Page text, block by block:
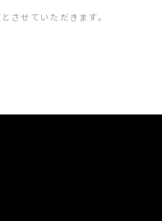
させていただきます。